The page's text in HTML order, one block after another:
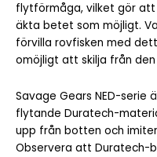
flytförmåga, vilket gör att
äkta betet som möjligt.
förvilla rovfisken med
omöjligt att skilja från
Savage Gears NED-serie
flytande Duratech-
upp från botten och
Observera att Duratech-